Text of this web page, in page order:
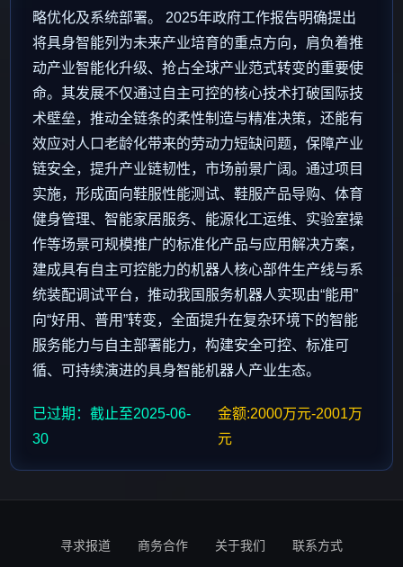
略优化及系统部署。 2025年政府工作报告明确提出
将具身智能列为未来产业培育的重点方向，肩负着推
动产业智能化升级、抢占全球产业范式转变的重要使
命。其发展不仅通过自主可控的核心技术打破国际技
术壁垒，推动全链条的柔性制造与精准决策，还能有
效应对人口老龄化带来的劳动力短缺问题，保障产业
链安全，提升产业链韧性，市场前景广阔。通过项目
实施，形成面向鞋服性能测试、鞋服产品导购、体育
健身管理、智能家居服务、能源化工运维、实验室操
作等场景可规模推广的标准化产品与应用解决方案，
建成具有自主可控能力的机器人核心部件生产线与系
统装配调试平台，推动我国服务机器人实现由“能用”
向“好用、普用”转变，全面提升在复杂环境下的智能
服务能力与自主部署能力，构建安全可控、标准可
循、可持续演进的具身智能机器人产业生态。
已过期：截止至2025-06-
30
金额:2000万元-2001万
元
寻求报道 商务合作 关于我们 联系方式